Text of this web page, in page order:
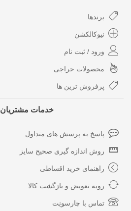
برندها
نیوکالکشن
ورود / ثبت نام
محصولات حراجی
پرفروش ترین ها
خدمات مشتریان
پاسخ به پرسش های متداول
روش اندازه گیری صحیح سایز
راهنمای خرید اقساطی
رویه تعویض و بازگشت کالا
تماس با چارسونِت